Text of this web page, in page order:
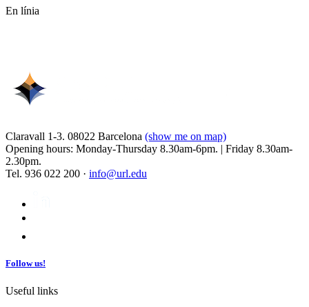
En línia
Claravall 1-3. 08022 Barcelona (show me on map)
Opening hours: Monday-Thursday 8.30am-6pm. | Friday 8.30am-
2.30pm.
Tel. 936 022 200 · info@url.edu
Follow us!
Useful links